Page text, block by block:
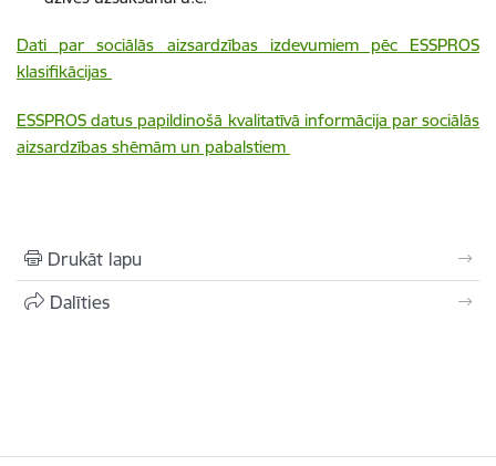
Dati par sociālās aizsardzības izdevumiem pēc ESSPROS
klasifikācijas
ESSPROS datus papildinošā kvalitatīvā informācija par sociālās
aizsardzības shēmām un pabalstiem
Drukāt lapu
Dalīties